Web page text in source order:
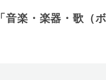
「音楽・楽器・歌（